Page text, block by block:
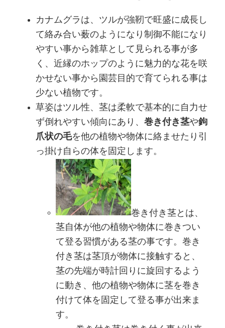
カナムグラは、ツルが強靭で旺盛に成長し
て絡み合い薮のようになり制御不能になり
やすい事から雑草として見られる事が多
く、近縁のホップのように魅力的な花を咲
かせない事から園芸目的で育てられる事は
少ない植物です。
草姿はツル性、茎は柔軟で基本的に自力せ
ず倒れやすい傾向にあり、巻き付き茎や鉤
爪状の毛を他の植物や物体に絡ませたり引
っ掛け自らの体を固定します。
巻き付き茎とは、
茎自体が他の植物や物体に巻きつい
て登る習慣がある茎の事です。巻き
付き茎は茎頂が物体に接触すると、
茎の先端が時計回りに旋回するよう
に動き、他の植物や物体に茎を巻き
付けて体を固定して登る事が出来ま
す。